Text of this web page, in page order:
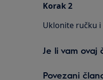
Korak 2
Uklonite ručku
Je li vam ovaj
Povezani